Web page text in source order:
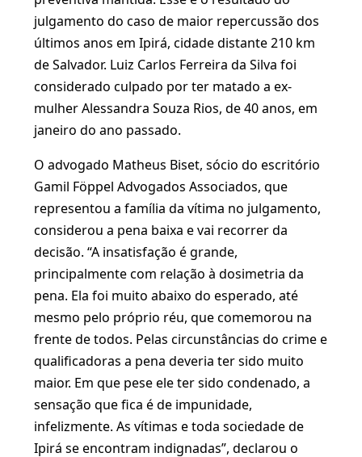
julgamento do caso de maior repercussão dos
últimos anos em Ipirá, cidade distante 210 km
de Salvador. Luiz Carlos Ferreira da Silva foi
considerado culpado por ter matado a ex-
mulher Alessandra Souza Rios, de 40 anos, em
janeiro do ano passado.
O advogado Matheus Biset, sócio do escritório
Gamil Föppel Advogados Associados, que
representou a família da vítima no julgamento,
considerou a pena baixa e vai recorrer da
decisão. “A insatisfação é grande,
principalmente com relação à dosimetria da
pena. Ela foi muito abaixo do esperado, até
mesmo pelo próprio réu, que comemorou na
frente de todos. Pelas circunstâncias do crime e
qualificadoras a pena deveria ter sido muito
maior. Em que pese ele ter sido condenado, a
sensação que fica é de impunidade,
infelizmente. As vítimas e toda sociedade de
Ipirá se encontram indignadas”, declarou o